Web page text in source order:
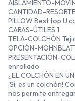
AISLAMIENTO-
CANTIDAD-
PILLOW Best top U
CARAS-ÚTILES 1
TELA-COLCHÓN
OPCIÓN-
PRESENTACIÓN-
enrollado
¿EL COLCHÓN EN
¡Sí, es un colchón!
nos permite